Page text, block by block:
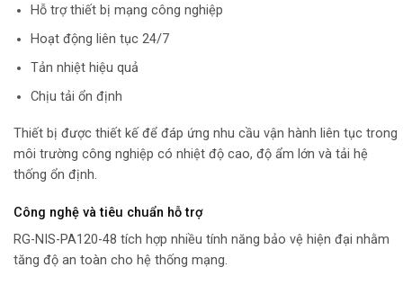
Hỗ trợ thiết bị mạng công nghiệp
Hoạt động liên tục 24/7
Tản nhiệt hiệu quả
Chịu tải ổn định
Thiết bị được thiết kế để đáp ứng nhu cầu vận hành liên tục trong
môi trường công nghiệp có nhiệt độ cao, độ ẩm lớn và tải hệ
thống ổn định.
Công nghệ và tiêu chuẩn hỗ trợ
RG-NIS-PA120-48 tích hợp nhiều tính năng bảo vệ hiện đại nhằm
tăng độ an toàn cho hệ thống mạng.